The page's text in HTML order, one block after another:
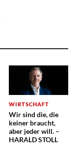
WIRTSCHAFT
Wir sind die, die
keiner braucht,
aber jeder will. –
HARALD STOLL